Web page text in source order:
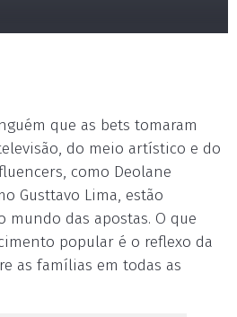
que as bets tomaram
do meio artístico e do
como Deolane
Gusttavo Lima, estão
mundo das apostas. O que
popular é o reflexo da
as famílias em todas as